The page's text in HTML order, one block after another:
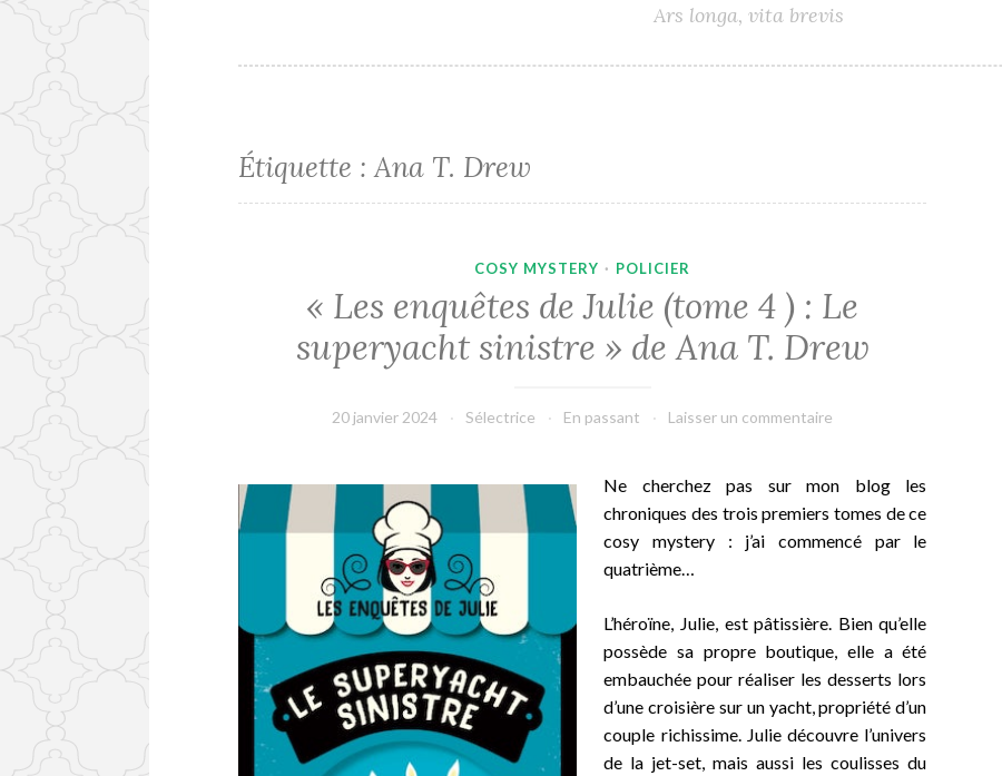
Ars longa, vita brevis
Étiquette :Ana T. Drew
COSY MYSTERY · POLICIER
« Les enquêtes de Julie (tome 4 ) : Le
superyacht sinistre » de Ana T. Drew
20 janvier 2024 Sélectrice En passant Laisser un commentaire
Ne cherchez pas sur mon blog les
chroniques des trois premiers tomes de ce
cosy mystery : j’ai commencé par le
quatrième…
L’héroïne, Julie, est pâtissière. Bien qu’elle
possède sa propre boutique, elle a été
embauchée pour réaliser les desserts lors
d’une croisière sur un yacht, propriété d’un
couple richissime. Julie découvre l’univers
de la jet-set, mais aussi les coulisses du